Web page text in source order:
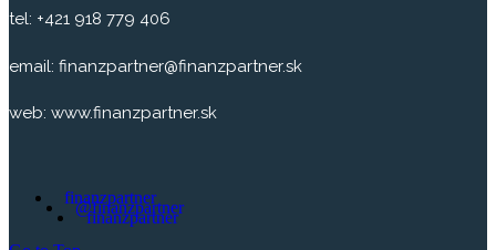
tel: +421 918 779 406
email: finanzpartner@finanzpartner.sk
web: www.finanzpartner.sk
finanzpartner
@finanzpartner
finanzpartner